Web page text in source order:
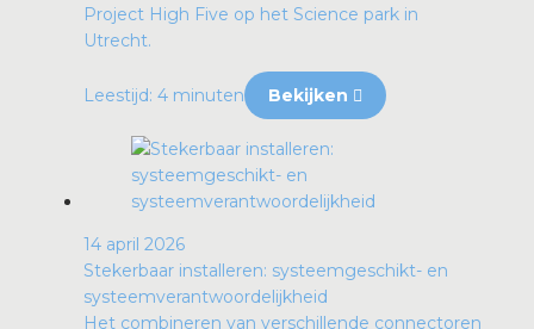
Project High Five op het Science park in
Utrecht.
Leestijd: 4 minuten Bekijken
14 april 2026
Stekerbaar installeren: systeemgeschikt- en
systeemverantwoordelijkheid
Het combineren van verschillende connectoren